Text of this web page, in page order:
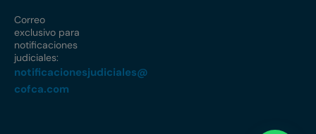
Correo
exclusivo para
notificaciones
judiciales:
notificacionesjudiciales@
cofca.com